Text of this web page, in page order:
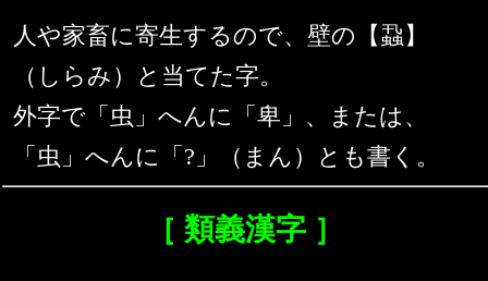
人や家畜に寄生するので、壁の【蝨】
（しらみ）と当てた字。
外字で「虫」へんに「卑」、または、
「虫」へんに「?」（まん）とも書く。
［ 類義漢字 ］